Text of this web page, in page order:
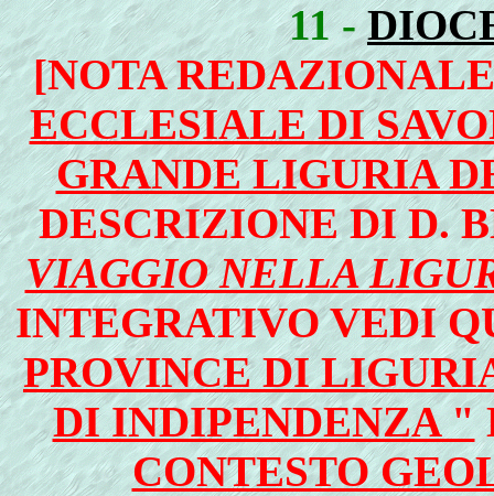
11 -
[NOTA
ECCLESIALE DI
GRANDE LIGURIA
DESCRIZIONE DI D.
VIAGGIO NELLA
INTEGRATIVO VEDI
PROVINCE DI
DI INDIPENDENZA "
CONTESTO